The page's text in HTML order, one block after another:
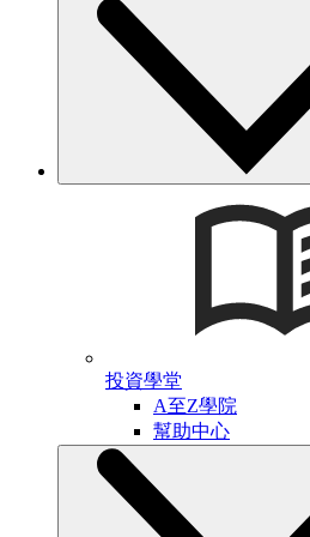
投資學堂
A至Z學院
幫助中心